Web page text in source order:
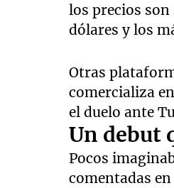
los precios son
dólares y los
Otras
comercializa
el duelo ante
Un debut
Pocos
comentadas